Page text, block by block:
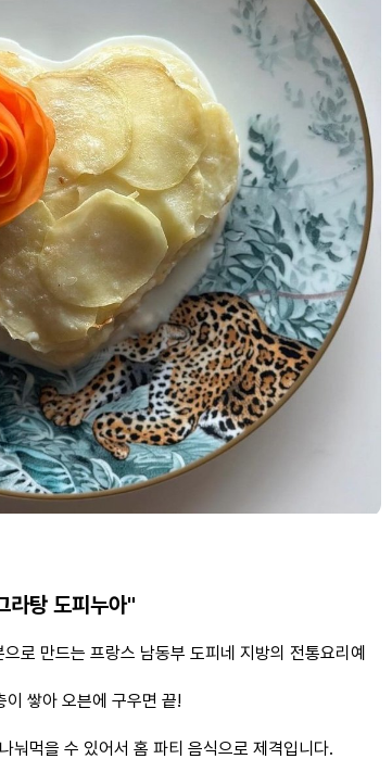
라탕 도피누아"
로 만드는 프랑스 남동부 도피네 지방의 전통요리예
쌓아 오븐에 구우면 끝!
눠먹을 수 있어서 홈 파티 음식으로 제격입니다.